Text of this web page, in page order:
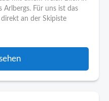
Arlbergs. Für uns ist das
an der Skipiste